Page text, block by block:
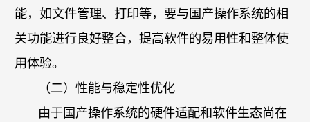
能，如文件管理、打印等，要与国产操作系统的相
关功能进行良好整合，提高软件的易用性和整体使
用体验。
（二）性能与稳定性优化
由于国产操作系统的硬件适配和软件生态尚在